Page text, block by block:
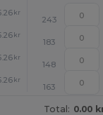
kr
243
kr
183
kr
148
kr
163
Total: 0.00